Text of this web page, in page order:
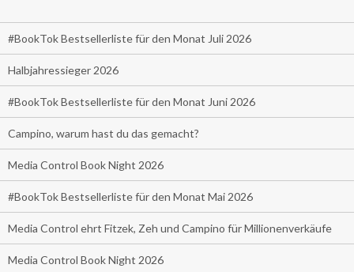
#BookTok Bestsellerliste für den Monat Juli 2026
Halbjahressieger 2026
#BookTok Bestsellerliste für den Monat Juni 2026
Campino, warum hast du das gemacht?
Media Control Book Night 2026
#BookTok Bestsellerliste für den Monat Mai 2026
Media Control ehrt Fitzek, Zeh und Campino für Millionenverkäufe
Media Control Book Night 2026